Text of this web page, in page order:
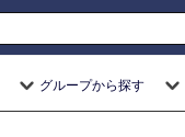
グループから探す